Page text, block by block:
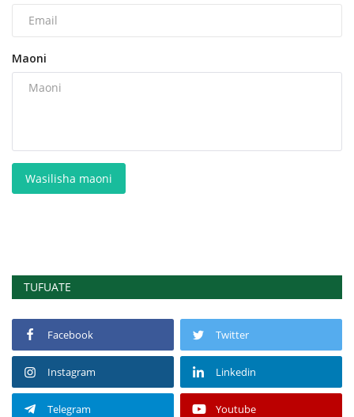
Maoni
Wasilisha maoni
TUFUATE
Facebook Twitter
Instagram Linkedin
Telegram Youtube